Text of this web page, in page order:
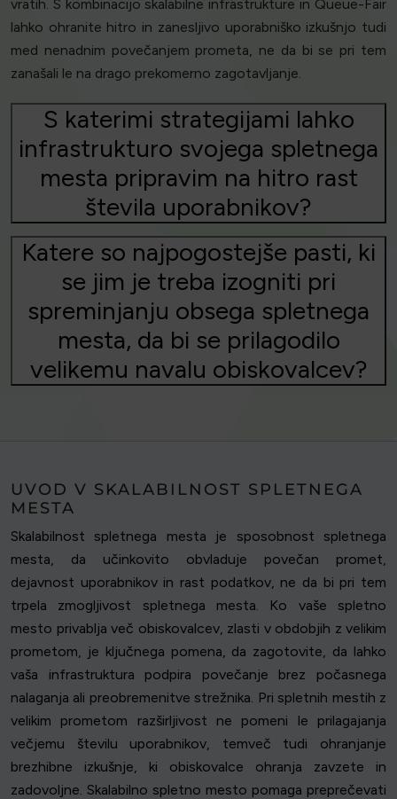
vratih. S kombinacijo skalabilne infrastrukture in Queue-Fair
lahko ohranite hitro in zanesljivo uporabniško izkušnjo tudi
med nenadnim povečanjem prometa, ne da bi se pri tem
zanašali le na drago prekomerno zagotavljanje.
S katerimi strategijami lahko
infrastrukturo svojega spletnega
mesta pripravim na hitro rast
števila uporabnikov?
Katere so najpogostejše pasti, ki
se jim je treba izogniti pri
spreminjanju obsega spletnega
mesta, da bi se prilagodilo
velikemu navalu obiskovalcev?
UVOD V SKALABILNOST SPLETNEGA
MESTA
Skalabilnost spletnega mesta je sposobnost spletnega
mesta, da učinkovito obvladuje povečan promet,
dejavnost uporabnikov in rast podatkov, ne da bi pri tem
trpela zmogljivost spletnega mesta. Ko vaše spletno
mesto privablja več obiskovalcev, zlasti v obdobjih z velikim
prometom, je ključnega pomena, da zagotovite, da lahko
vaša infrastruktura podpira povečanje brez počasnega
nalaganja ali preobremenitve strežnika. Pri spletnih mestih z
velikim prometom razširljivost ne pomeni le prilagajanja
večjemu številu uporabnikov, temveč tudi ohranjanje
brezhibne izkušnje, ki obiskovalce ohranja zavzete in
zadovoljne. Skalabilno spletno mesto pomaga preprečevati